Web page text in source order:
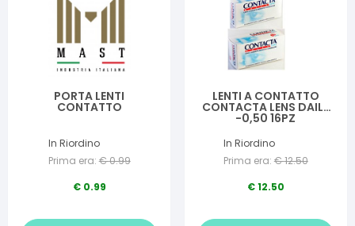
PORTA LENTI
CONTATTO
In Riordino
Prima era: €0.99
€ 0.99
LENTI A CONTATTO
CONTACTA LENS DAILY
-0,50 16PZ
In Riordino
Prima era: €12.50
€12.50